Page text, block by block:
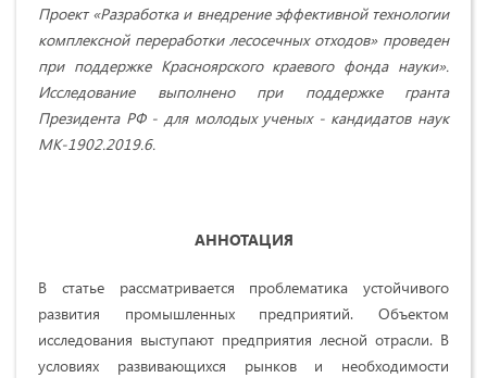
Проект«Разработка и внедрение эффективной технологии
комплексной переработки лесосечных отходов» проведен
при поддержке Красноярского краевого фонда науки».
Исследование выполнено при поддержке гранта
Президента РФ - для молодых ученых - кандидатов наук
МК-1902.2019.6.
АННОТАЦИЯ
В статье рассматривается проблематика устойчивого
развития промышленных предприятий. Объектом
исследования выступают предприятия лесной отрасли. В
условиях развивающихся рынков и необходимости